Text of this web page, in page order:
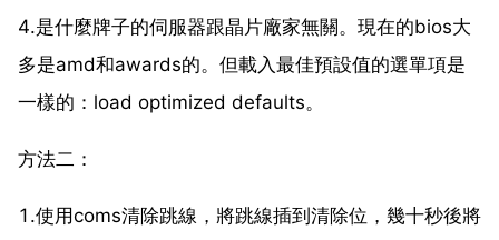
4.是什麼牌子的伺服器跟晶片廠家無關。現在的bios大
多是amd和awards的。但載入最佳預設值的選單項是
一樣的：load optimized defaults。
方法二：
1.使用coms清除跳線，將跳線插到清除位，幾十秒後將